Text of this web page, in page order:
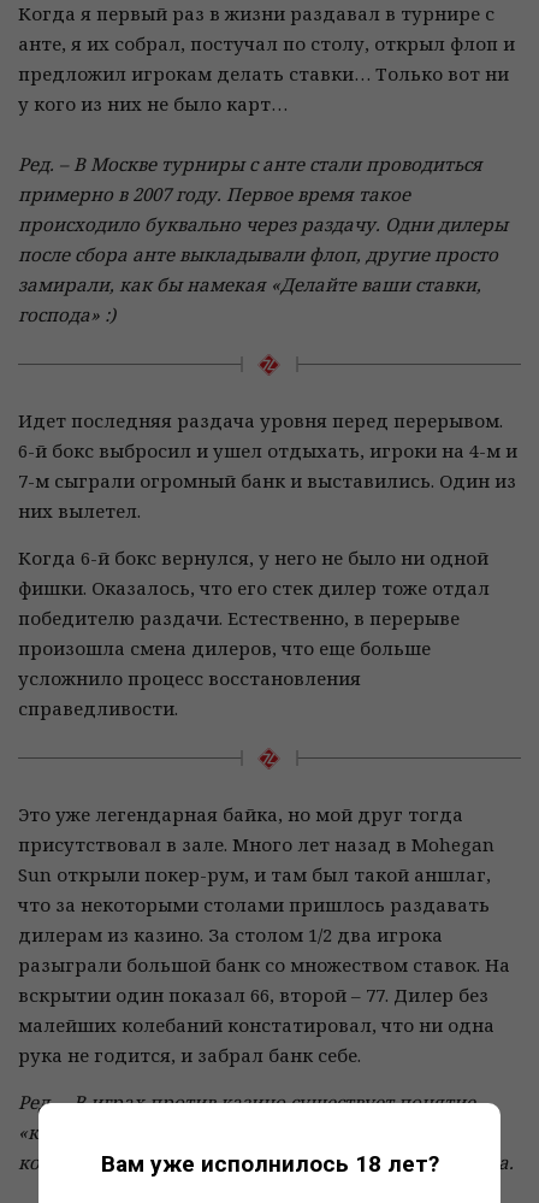
Вам уже исполнилось 18 лет?
Когда я первый раз в жизни раздавал в турнире с
анте, я их собрал, постучал по столу, открыл флоп и
предложил игрокам делать ставки… Только вот ни
у кого из них не было карт…
Ред. – В Москве турниры с анте стали проводиться
примерно в 2007 году. Первое время такое
происходило буквально через раздачу. Одни дилеры
после сбора анте выкладывали флоп, другие просто
замирали, как бы намекая «Делайте ваши ставки,
господа» :)
Идет последняя раздача уровня перед перерывом.
6-й бокс выбросил и ушел отдыхать, игроки на 4-м и
7-м сыграли огромный банк и выставились. Один из
них вылетел.
Когда 6-й бокс вернулся, у него не было ни одной
фишки. Оказалось, что его стек дилер тоже отдал
победителю раздачи. Естественно, в перерыве
произошла смена дилеров, что еще больше
усложнило процесс восстановления
справедливости.
Это уже легендарная байка, но мой друг тогда
присутствовал в зале. Много лет назад в Mohegan
Sun открыли покер-рум, и там был такой аншлаг,
что за некоторыми столами пришлось раздавать
дилерам из казино. За столом 1/2 два игрока
разыграли большой банк со множеством ставок. На
вскрытии один показал 66, второй – 77. Дилер без
малейших колебаний констатировал, что ни одна
рука не годится, и забрал банк себе.
Ред. – В играх против казино существует понятие
«квалифаер», то есть минимальная сила руки, при
которой она может претендовать на выигрыш банка.